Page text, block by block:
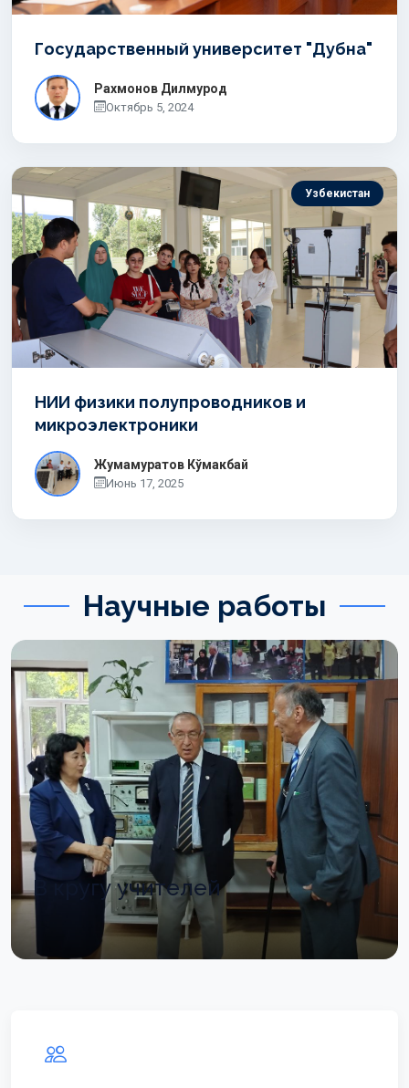
Государственный университет "Дубна"
Рахмонов Дилмурод
Oктябрь 5, 2024
Узбекистан
НИИ физики полупроводников и
микроэлектроники
Жумамуратов Кўмакбай
Июнь 17, 2025
Научные работы
В кругу учителей